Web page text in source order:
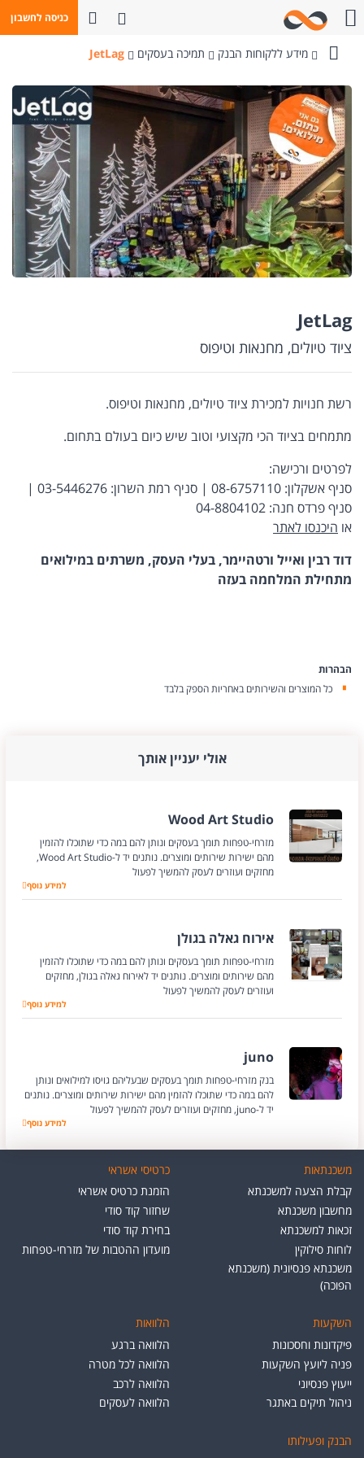
כניסה לחשבון
פתח חיפושחייגו אלינו
מזרחי-טפחות
מידע ללקוחות הבנק תמיכה בעסקים JetLag
JetLag
ציוד טיולים, מחנאות וטיפוס
רשת חנויות למכירת ציוד טיולים, מחנאות וטיפוס.
מתמחים בציוד הכי מקצועי וטוב שיש כיום בעולם בתחום.
לפרטים ורכישה:
סניף אשקלון: 08-6757110 | סניף רמת השרון: 03-5446276 |
סניף פרדס חנה: 04-8804102
או היכנסו לאתר
דוד רבין ואייל ורטהיימר, בעלי העסק, משרתים במילואים
מתחילת המלחמה בעזה
הבהרות
כל המוצרים והשירותים באחריות הספק בלבד
אולי יעניין אותך
Wood Art Studio
מזרחי-טפחות תומך בעסקים ונותן להם במה כדי שתוכלו להזמין
מהם ישירות שירותים ומוצרים. נותנים יד ל-Wood Art Studio,
מחזקים ועוזרים לעסק להמשיך לפעול
Wood Art Studio
למידע נוסף
אירוח גאלה בגולן
מזרחי-טפחות תומך בעסקים ונותן להם במה כדי שתוכלו להזמין
מהם שירותים ומוצרים. נותנים יד לאירוח גאלה בגולן, מחזקים
ועוזרים לעסק להמשיך לפעול
אירוח גאלה בגולן
למידע נוסף
juno
בנק מזרחי-טפחות תומך בעסקים שבעליהם גויסו למילואים ונותן
להם במה כדי שתוכלו להזמין מהם ישירות שירותים ומוצרים. נותנים
יד ל-juno, מחזקים ועוזרים לעסק להמשיך לפעול
juno
למידע נוסף
משכנתאות
קבלת הצעה למשכנתא
מחשבון משכנתא
זכאות למשכנתא
לוחות סילוקין
משכנתא פנסיונית (משכנתא
הפוכה)
כרטיסי אשראי
הזמנת כרטיס אשראי
שחזור קוד סודי
בחירת קוד סודי
מועדון ההטבות של מזרחי-טפחות
השקעות
פיקדונות וחסכונות
פניה ליועץ השקעות
ייעוץ פנסיוני
ניהול תיקים באתגר
הלוואות
הלוואה ברגע
הלוואה לכל מטרה
הלוואה לרכב
הלוואה לעסקים
הבנק ופעילותו